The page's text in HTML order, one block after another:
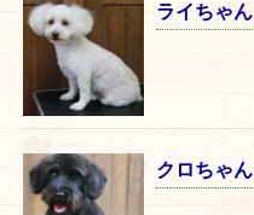
ライちゃん
クロちゃん